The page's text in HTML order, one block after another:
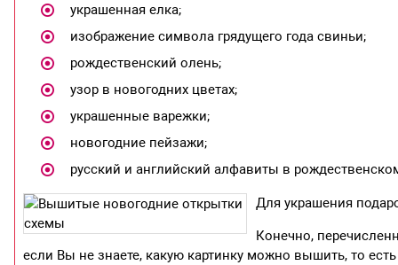
украшенная елка;
изображение символа грядущего года свиньи;
рождественский олень;
узор в новогодних цветах;
украшенные варежки;
новогодние пейзажи;
русский и английский алфавиты в
Для украшения
Конечно,
если Вы не знаете, какую картинку можно вышить, то